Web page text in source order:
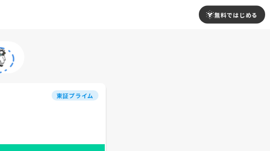
無料ではじめる
東証プライム